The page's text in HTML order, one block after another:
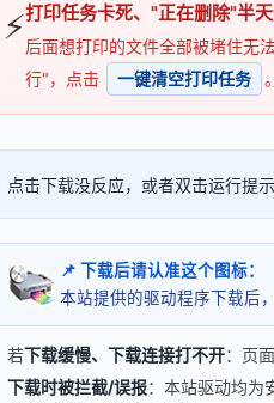
⚡打印任务卡死、"正在删除"半天
后面想打印的文件全部被堵住无
行"，点击
一键清空打印任务
点击下载没反应，或者双击运行提
📌 下载后请认准这个图标：
本站提供的驱动程序下载后
若下载缓慢、下载连接打不开：页
下载时被拦截/误报：本站驱动均为